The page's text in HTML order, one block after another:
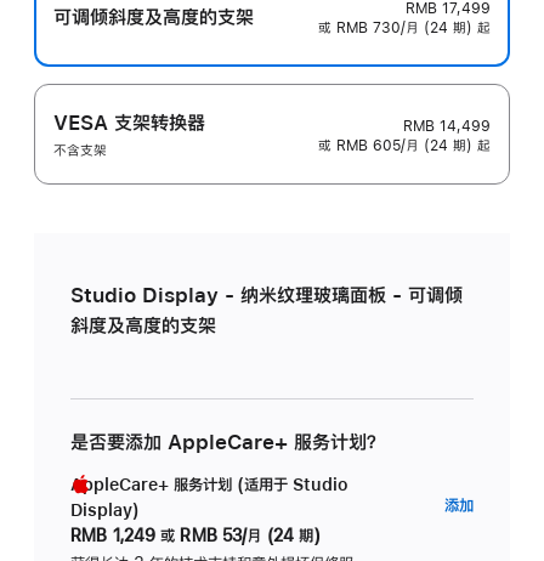
可调倾斜度及高‍度的支‍架
RMB 17,499
或 RMB 730/月 (24 期) 起
VESA 支架转换器
不含支架
RMB 14,499
或 RMB 605/月 (24 期) 起
Studio Display - 纳米纹理玻璃面板 - 可调倾
斜度及高度的支架
是否要添加 AppleCare+ 服务计划？
AppleCare+ 服务计划 (适用于 Studio
Display)
RMB 1,249 或 RMB 53/月 (24 期)
添加